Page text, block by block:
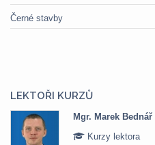
Černé stavby
LEKTOŘI KURZŮ
Mgr. Marek Bednář
Kurzy lektora